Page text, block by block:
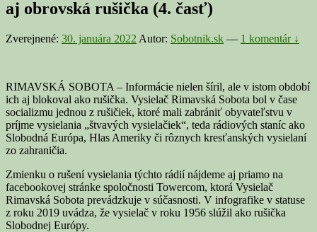
aj obrovská rušička (4. časť)
Zverejnené: 30. januára 2022 Autor: Sobotnik.sk — 1 komentár ↓
RIMAVSKÁ SOBOTA – Informácie nielen šíril, ale v istom období
ich aj blokoval ako rušička. Vysielač Rimavská Sobota bol v čase
socializmu jednou z rušičiek, ktoré mali zabrániť obyvateľstvu v
príjme vysielania „štvavých vysielačiek“, teda rádiových staníc ako
Slobodná Európa, Hlas Ameriky či rôznych kresťanských vysielaní
zo zahraničia.
Zmienku o rušení vysielania týchto rádií nájdeme aj priamo na
facebookovej stránke spoločnosti Towercom, ktorá Vysielač
Rimavská Sobota prevádzkuje v súčasnosti. V infografike v statuse
z roku 2019 uvádza, že vysielač v roku 1956 slúžil ako rušička
Slobodnej Európy.